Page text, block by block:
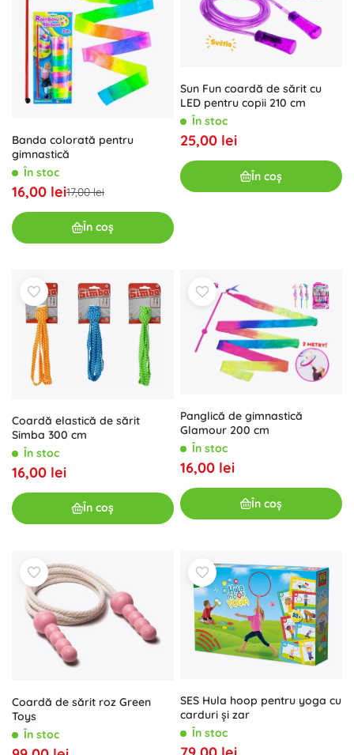
Banda colorată pentru
gimnastică
În stoc
16,00 lei17,00 lei
În coș
Sun Fun coardă de sărit cu
LED pentru copii 210 cm
În stoc
25,00 lei
În coș
Coardă elastică de sărit
Simba 300 cm
În stoc
16,00 lei
În coș
Panglică de gimnastică
Glamour 200 cm
În stoc
16,00 lei
În coș
Coardă de sărit roz Green
Toys
În stoc
SES Hula hoop pentru yoga cu
carduri și zar
În stoc